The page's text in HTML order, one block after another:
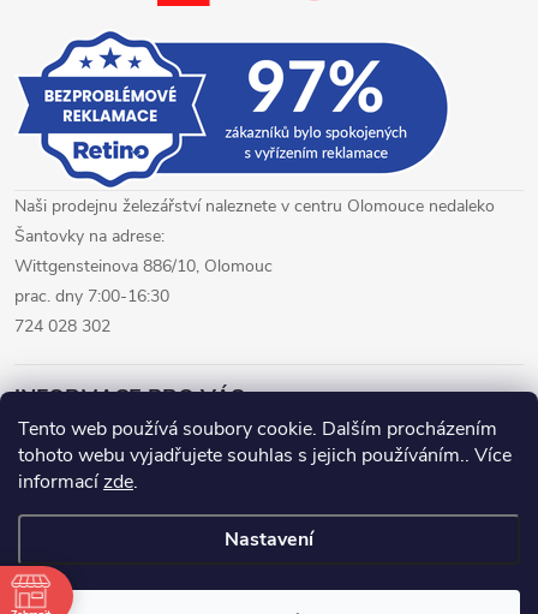
Tento web používá soubory cookie. Dalším procházením
tohoto webu vyjadřujete souhlas s jejich používáním.. Více
informacízde.
Nastavení
Naši prodejnu železářství naleznete v centru Olomouce nedaleko
Šantovky na adrese:
Wittgensteinova 886/10, Olomouc
prac. dny 7:00-16:30
724 028 302
INFORMACE PRO VÁS
železářství Olomouc
CNC pálení plechů Olomouc
Copyright 2026www.fepro.cz. Všechna práva vyhrazena.